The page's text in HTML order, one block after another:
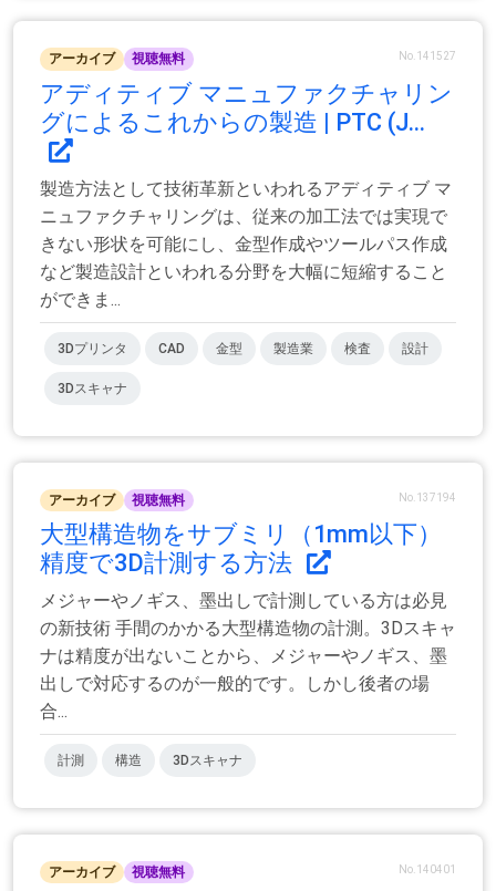
アーカイブ 視聴無料 No.141527
アディティブ マニュファクチャリン
グによるこれからの製造 | PTC (J...
製造方法として技術革新といわれるアディティブ マ
ニュファクチャリングは、従来の加工法では実現で
きない形状を可能にし、金型作成やツールパス作成
など製造設計といわれる分野を大幅に短縮すること
ができま...
3Dプリンタ CAD 金型 製造業 検査 設計
3Dスキャナ
アーカイブ 視聴無料 No.137194
大型構造物をサブミリ（1mm以下）
精度で3D計測する方法
メジャーやノギス、墨出しで計測している方は必見
の新技術 手間のかかる大型構造物の計測。3Dスキャ
ナは精度が出ないことから、メジャーやノギス、墨
出しで対応するのが一般的です。しかし後者の場
合...
計測 構造 3Dスキャナ
アーカイブ 視聴無料 No.140401